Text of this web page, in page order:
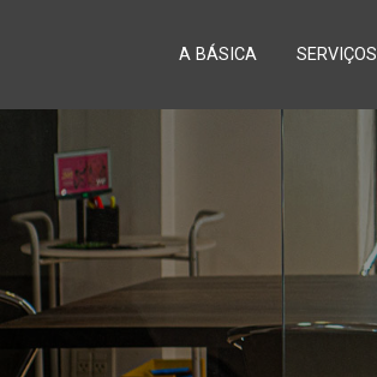
A BÁSICA SERVIÇOS